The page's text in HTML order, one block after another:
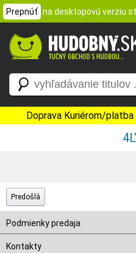
Prepnúť na desktopovú verziu
Doprava Kuriérom/
Predošlá
Podmienky predaja
Kontakty